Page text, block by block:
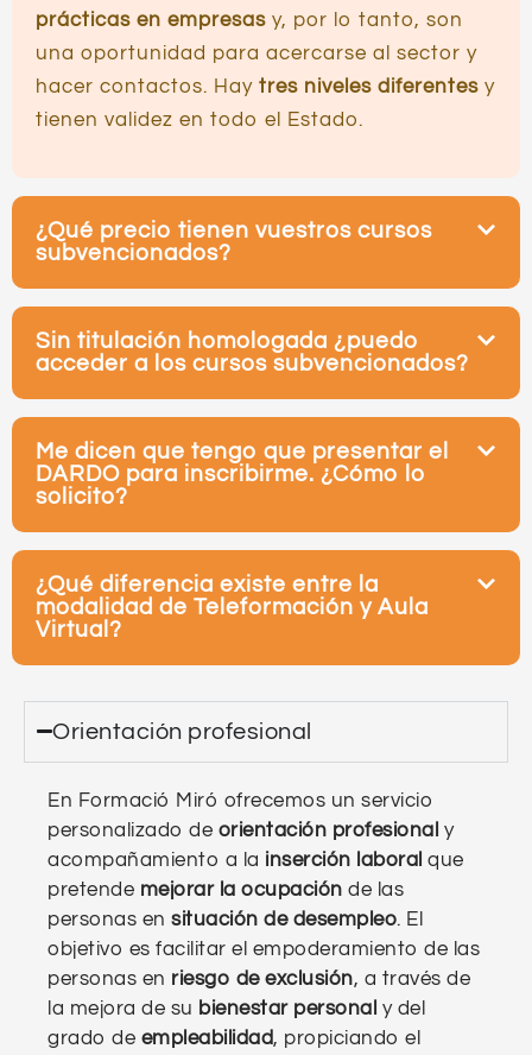
prácticas en empresas y, por lo tanto, son
una oportunidad para acercarse al sector y
hacer contactos. Hay tres niveles diferentes y
tienen validez en todo el Estado.
¿Qué precio tienen vuestros cursos
subvencionados?
Sin titulación homologada ¿puedo
acceder a los cursos subvencionados?
Me dicen que tengo que presentar el
DARDO para inscribirme. ¿Cómo lo
solicito?
¿Qué diferencia existe entre la
modalidad de Teleformación y Aula
Virtual?
Orientación profesional
En Formació Miró ofrecemos un servicio
personalizado de orientación profesional y
acompañamiento a la inserción laboral que
pretende mejorar la ocupación de las
personas en situación de desempleo. El
objetivo es facilitar el empoderamiento de las
personas en riesgo de exclusión, a través de
la mejora de su bienestar personal y del
grado de empleabilidad, propiciando el